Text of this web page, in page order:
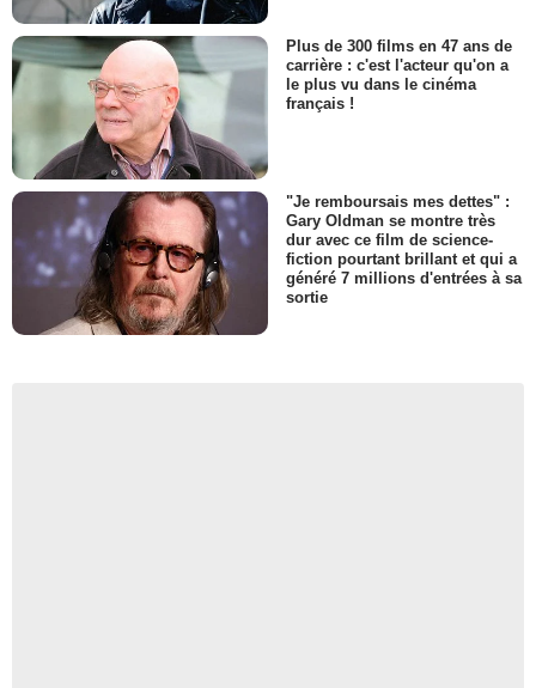
Plus de 300 films en 47 ans de
carrière : c'est l'acteur qu'on a
le plus vu dans le cinéma
français !
"Je remboursais mes dettes" :
Gary Oldman se montre très
dur avec ce film de science-
fiction pourtant brillant et qui a
généré 7 millions d'entrées à sa
sortie